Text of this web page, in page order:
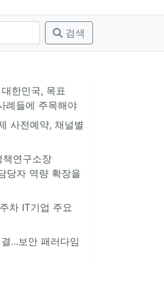
검색
한민국, 목표
례들에 주목해야
사전예약, 채널별
연구소장
당자 역량 확장을
차 IT기업 주요
...보안 패러다임